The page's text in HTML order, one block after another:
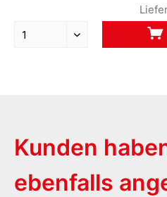
Kunden
ebenfalls